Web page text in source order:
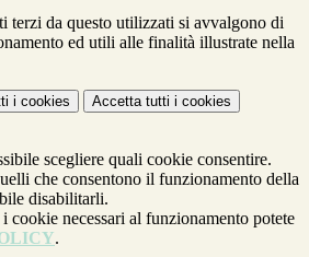
terzi da questo utilizzati si avvalgono di
ed utili alle finalità illustrate nella
i cookies Accetta tutti i cookies
scegliere quali cookie consentire.
che consentono il funzionamento della
disabilitarli.
cookie necessari al funzionamento potete
.